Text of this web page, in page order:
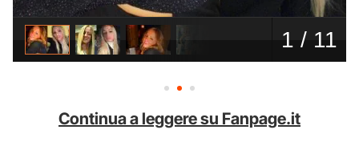
Continua a leggere su Fanpage.it